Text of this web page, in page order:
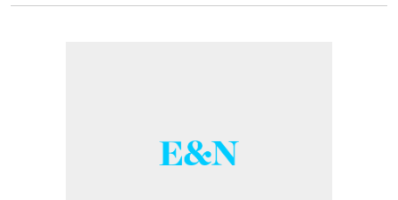
en marzo de 2019, ambos de modelo 737